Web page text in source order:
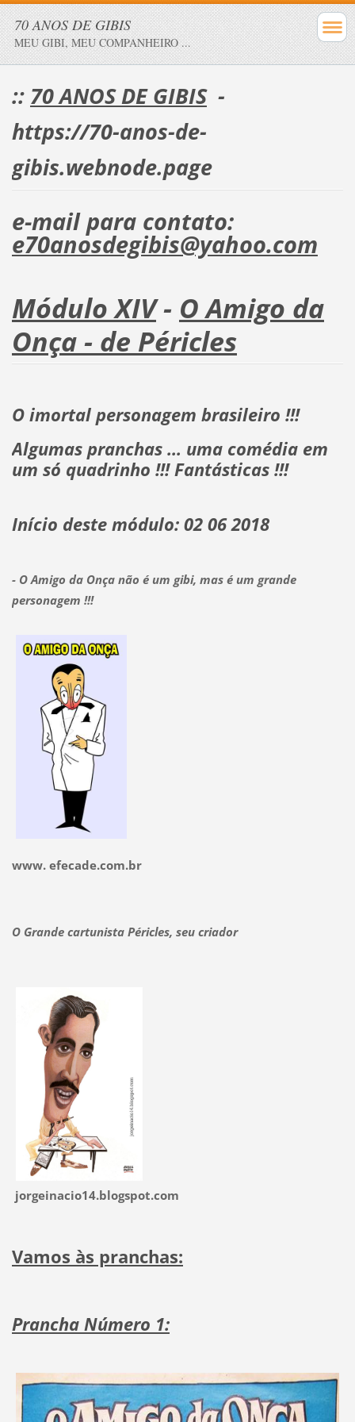
70 ANOS DE GIBIS
MEU GIBI, MEU COMPANHEIRO ...
:: 70 ANOS DE GIBIS-
https://70-anos-de-
gibis.webnode.page
e-mail para contato:
e70anosdegibis@yahoo.com
Módulo XIV- O Amigo da
Onça - de Péricles
O imortal personagem brasileiro !!!
Algumas pranchas ... uma comédia em
um só quadrinho !!! Fantásticas !!!
Início deste módulo: 02 06 2018
- O Amigo da Onça não é um gibi, mas é um grande
personagem !!!
www. efecade.com.br
O Grande cartunista Péricles, seu criador
jorgeinacio14.blogspot.com
Vamos às pranchas:
Prancha Número 1: